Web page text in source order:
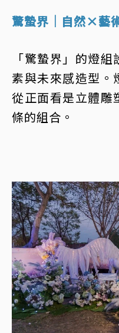
驚蟄界｜自然×藝
「驚蟄界」的燈
素與未來感造型。
從正面看是立體雕
條的組合。